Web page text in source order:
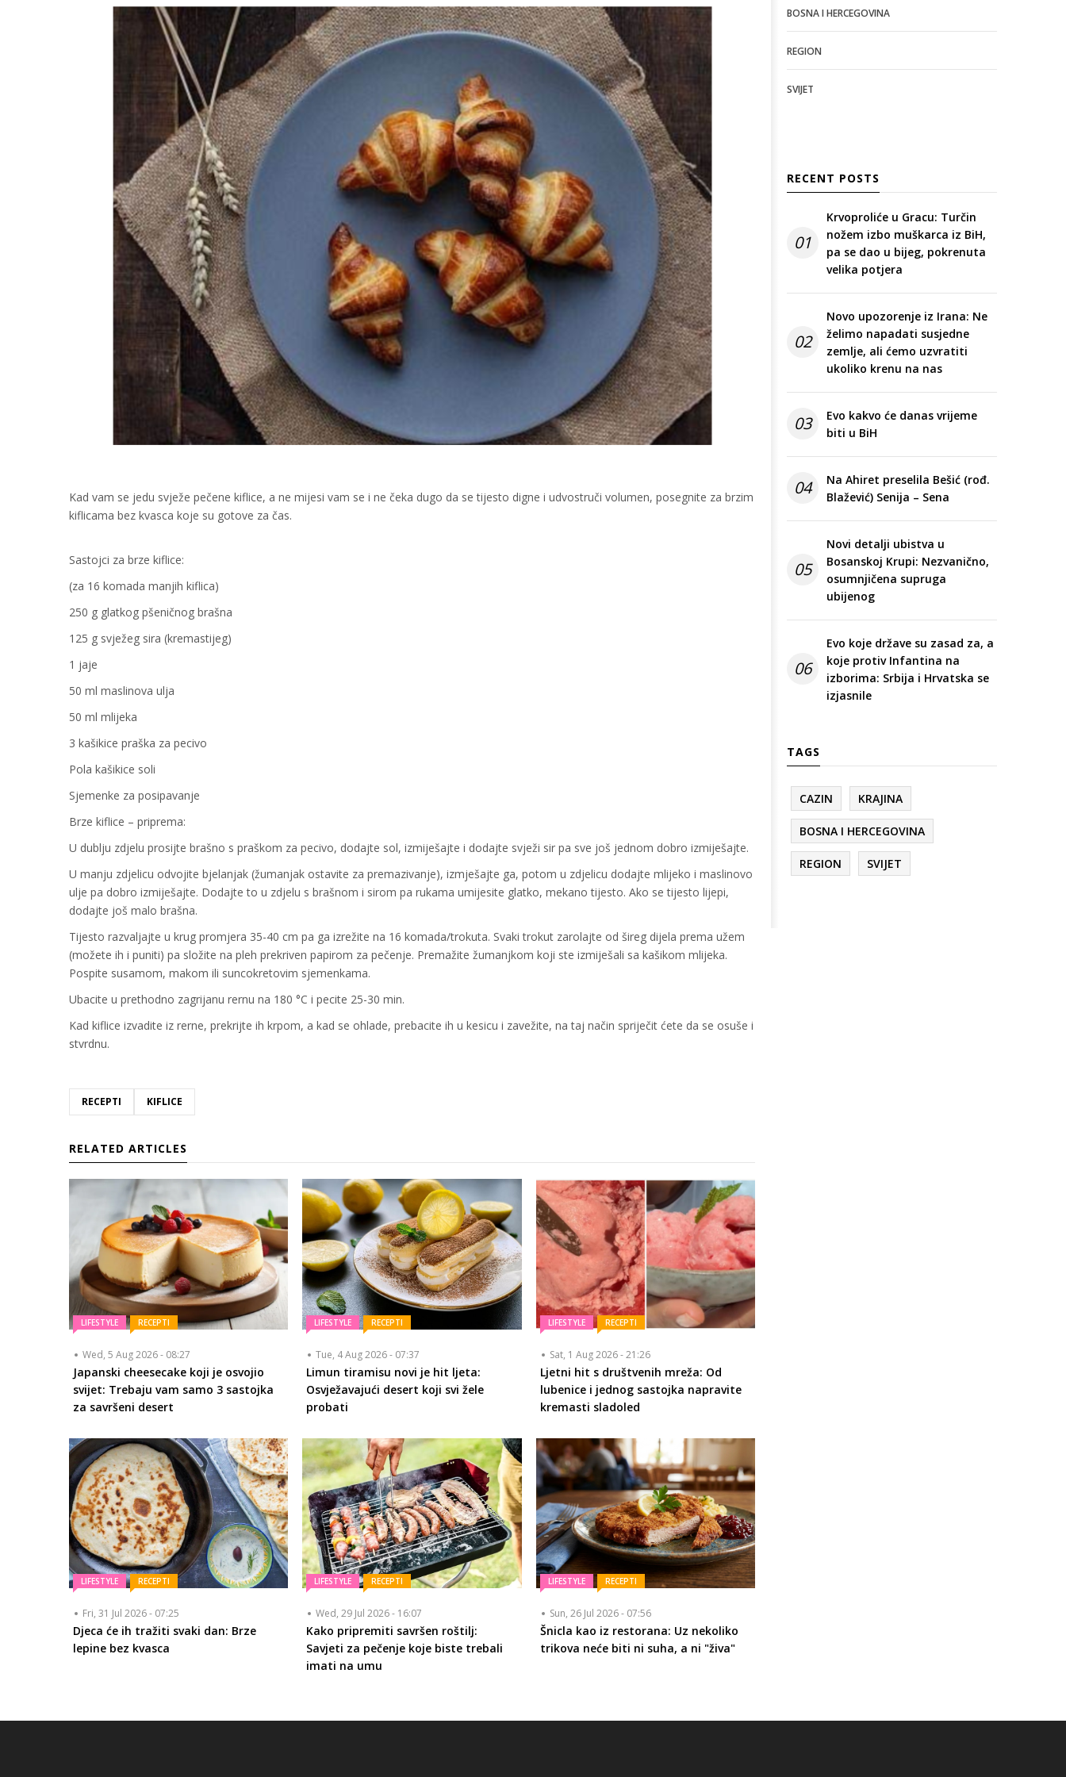
Kad vam se jedu svježe pečene kiflice, a ne mijesi vam se i ne čeka dugo da se tijesto digne i udvostruči volumen, posegnite za brzim
kiflicama bez kvasca koje su gotove za čas.
Sastojci za brze kiflice:
(za 16 komada manjih kiflica)
250 g glatkog pšeničnog brašna
125 g svježeg sira (kremastijeg)
1 jaje
50 ml maslinova ulja
50 ml mlijeka
3 kašikice praška za pecivo
Pola kašikice soli
Sjemenke za posipavanje
Brze kiflice – priprema:
U dublju zdjelu prosijte brašno s praškom za pecivo, dodajte sol, izmiješajte i dodajte svježi sir pa sve još jednom dobro izmiješajte.
U manju zdjelicu odvojite bjelanjak (žumanjak ostavite za premazivanje), izmješajte ga, potom u zdjelicu dodajte mlijeko i maslinovo
ulje pa dobro izmiješajte. Dodajte to u zdjelu s brašnom i sirom pa rukama umijesite glatko, mekano tijesto. Ako se tijesto lijepi,
dodajte još malo brašna.
Tijesto razvaljajte u krug promjera 35-40 cm pa ga izrežite na 16 komada/trokuta. Svaki trokut zarolajte od šireg dijela prema užem
(možete ih i puniti) pa složite na pleh prekriven papirom za pečenje. Premažite žumanjkom koji ste izmiješali sa kašikom mlijeka.
Pospite susamom, makom ili suncokretovim sjemenkama.
Ubacite u prethodno zagrijanu rernu na 180 °C i pecite 25-30 min.
Kad kiflice izvadite iz rerne, prekrijte ih krpom, a kad se ohlade, prebacite ih u kesicu i zavežite, na taj način spriječit ćete da se osuše i
stvrdnu.
RECEPTI KIFLICE
RELATED ARTICLES
LIFESTYLE RECEPTI
Wed, 5 Aug 2026 - 08:27
Japanski cheesecake koji je osvojio
svijet: Trebaju vam samo 3 sastojka
za savršeni desert
LIFESTYLE RECEPTI
Tue, 4 Aug 2026 - 07:37
Limun tiramisu novi je hit ljeta:
Osvježavajući desert koji svi žele
probati
LIFESTYLE RECEPTI
Sat, 1 Aug 2026 - 21:26
Ljetni hit s društvenih mreža: Od
lubenice i jednog sastojka napravite
kremasti sladoled
LIFESTYLE RECEPTI
Fri, 31 Jul 2026 - 07:25
Djeca će ih tražiti svaki dan: Brze
lepine bez kvasca
LIFESTYLE RECEPTI
Wed, 29 Jul 2026 - 16:07
Kako pripremiti savršen roštilj:
Savjeti za pečenje koje biste trebali
imati na umu
LIFESTYLE RECEPTI
Sun, 26 Jul 2026 - 07:56
Šnicla kao iz restorana: Uz nekoliko
trikova neće biti ni suha, a ni "živa"
BOSNA I HERCEGOVINA
REGION
SVIJET
RECENT POSTS
01
Krvoproliće u Gracu: Turčin
nožem izbo muškarca iz BiH,
pa se dao u bijeg, pokrenuta
velika potjera
02
Novo upozorenje iz Irana: Ne
želimo napadati susjedne
zemlje, ali ćemo uzvratiti
ukoliko krenu na nas
03
Evo kakvo će danas vrijeme
biti u BiH
04
Na Ahiret preselila Bešić (rođ.
Blažević) Senija – Sena
05
Novi detalji ubistva u
Bosanskoj Krupi: Nezvanično,
osumnjičena supruga
ubijenog
06
Evo koje države su zasad za, a
koje protiv Infantina na
izborima: Srbija i Hrvatska se
izjasnile
TAGS
CAZIN KRAJINA
BOSNA I HERCEGOVINA
REGION SVIJET